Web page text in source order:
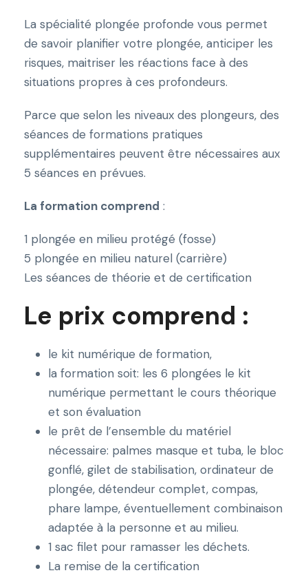
La spécialité plongée profonde vous permet
de savoir planifier votre plongée, anticiper les
risques, maitriser les réactions face à des
situations propres à ces profondeurs.
Parce que selon les niveaux des plongeurs, des
séances de formations pratiques
supplémentaires peuvent être nécessaires aux
5 séances en prévues.
La formation comprend :
1 plongée en milieu protégé (fosse)
5 plongée en milieu naturel (carrière)
Les séances de théorie et de certification
Le prix comprend :
le kit numérique de formation,
la formation soit: les 6 plongées le kit
numérique permettant le cours théorique
et son évaluation
le prêt de l’ensemble du matériel
nécessaire: palmes masque et tuba, le bloc
gonflé, gilet de stabilisation, ordinateur de
plongée, détendeur complet, compas,
phare lampe, éventuellement combinaison
adaptée à la personne et au milieu.
1 sac filet pour ramasser les déchets.
La remise de la certification